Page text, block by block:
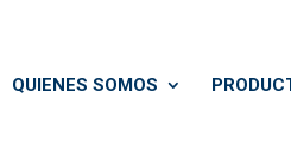
QUIENES SOMOS